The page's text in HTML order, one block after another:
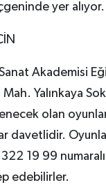
yer alıyor.
Akademisi
Yalınkaya
olan
davetlidir.
19 99
edebilirler.